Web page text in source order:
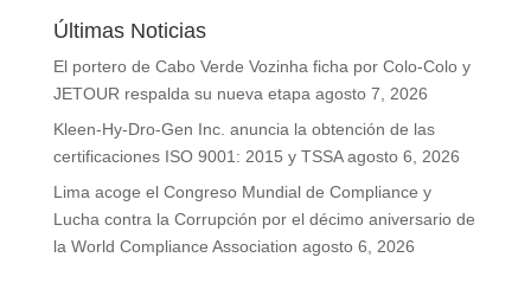
Últimas Noticias
El portero de Cabo Verde Vozinha ficha por Colo-Colo y
JETOUR respalda su nueva etapa agosto 7, 2026
Kleen-Hy-Dro-Gen Inc. anuncia la obtención de las
certificaciones ISO 9001: 2015 y TSSA agosto 6, 2026
Lima acoge el Congreso Mundial de Compliance y
Lucha contra la Corrupción por el décimo aniversario de
la World Compliance Association agosto 6, 2026